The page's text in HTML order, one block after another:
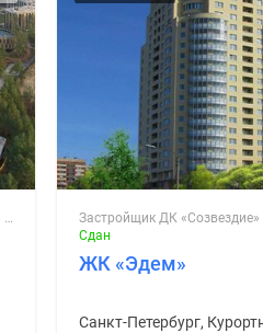
Застройщик Seven Suns Development (Севен Санс)
Застройщик ДК «Созвездие»
Сдан
ЖК «Эдем»
Санкт-Петербург,